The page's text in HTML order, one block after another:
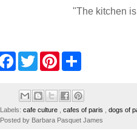
"The kitchen
o
k
w
t
r
e
s
e
Labels: cafe culture cafes of paris dogs of
Posted by Barbara Pasquet James